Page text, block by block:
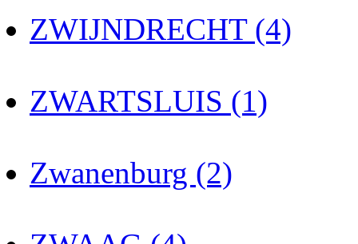
ZWIJNDRECHT (4)
ZWARTSLUIS (1)
Zwanenburg (2)